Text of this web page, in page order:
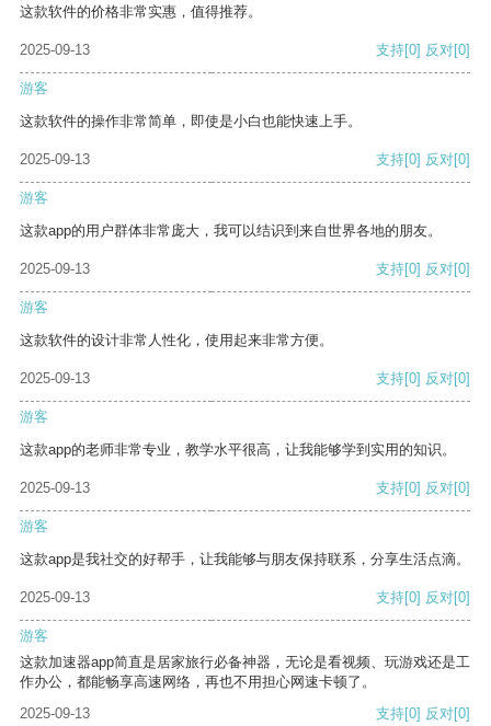
这款软件的价格非常实惠，值得推荐。
2025-09-13 支持[0] 反对[0]
游客
这款软件的操作非常简单，即使是小白也能快速上手。
2025-09-13 支持[0] 反对[0]
游客
这款app的用户群体非常庞大，我可以结识到来自世界各地的朋友。
2025-09-13 支持[0] 反对[0]
游客
这款软件的设计非常人性化，使用起来非常方便。
2025-09-13 支持[0] 反对[0]
游客
这款app的老师非常专业，教学水平很高，让我能够学到实用的知识。
2025-09-13 支持[0] 反对[0]
游客
这款app是我社交的好帮手，让我能够与朋友保持联系，分享生活点滴。
2025-09-13 支持[0] 反对[0]
游客
这款加速器app简直是居家旅行必备神器，无论是看视频、玩游戏还是工
作办公，都能畅享高速网络，再也不用担心网速卡顿了。
2025-09-13
支持[0] 反对[0]